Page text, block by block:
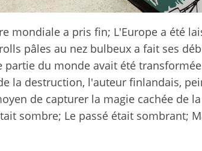
mondiale a pris fin; L'Europe a été
pâles au nez bulbeux a fait ses
partie du monde avait été
la destruction, l'auteur finlandais,
de capturer la magie cachée de
sombre; Le passé était sombrant;